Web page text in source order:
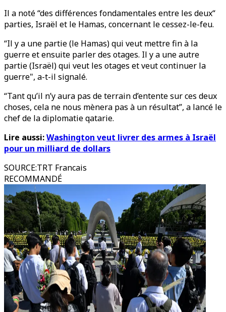
Il a noté “des différences fondamentales entre les deux“
parties, Israël et le Hamas, concernant le cessez-le-feu.
“Il y a une partie (le Hamas) qui veut mettre fin à la
guerre et ensuite parler des otages. Il y a une autre
partie (Israël) qui veut les otages et veut continuer la
guerre", a-t-il signalé.
“Tant qu’il n’y aura pas de terrain d’entente sur ces deux
choses, cela ne nous mènera pas à un résultat”, a lancé le
chef de la diplomatie qatarie.
Lire aussi:Washington veut livrer des armes à Israël
pour un milliard de dollars
SOURCE:TRT Francais
RECOMMANDÉ